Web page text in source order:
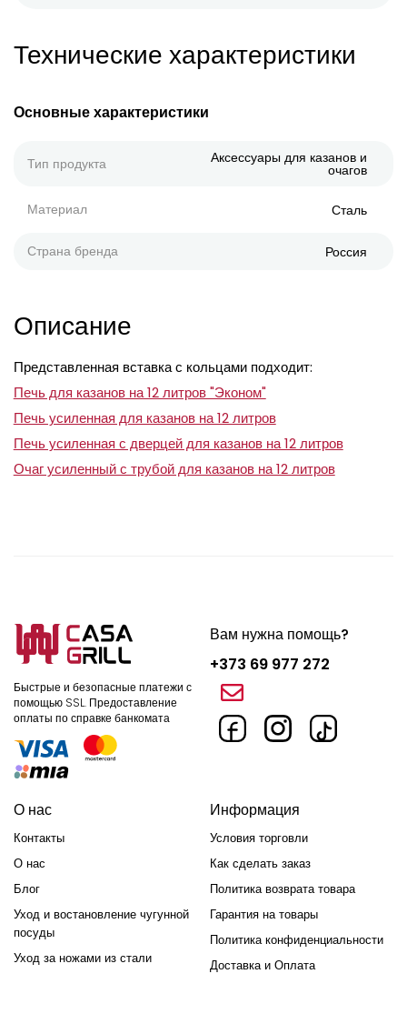
Технические характеристики
Основные характеристики
Тип продукта Аксессуары для казанов и
очагов
Материал Сталь
Страна бренда Россия
Описание
Представленная вставка с кольцами подходит:
Печь для казанов на 12 литров "Эконом"
Печь усиленная для казанов на 12 литров
Печь усиленная с дверцей для казанов на 12 литров
Очаг усиленный с трубой для казанов на 12 литров
Быстрые и безопасные платежи с
помощью SSL. Предоставление
оплаты по справке банкомата
Вам нужна помощь?
+373 69 977 272
О нас
Контакты
О нас
Блог
Уход и востановление чугунной
посуды
Уход за ножами из стали
Информация
Условия торговли
Как сделать заказ
Политика возврата товара
Гарантия на товары
Политика конфиденциальности
Доставка и Оплата